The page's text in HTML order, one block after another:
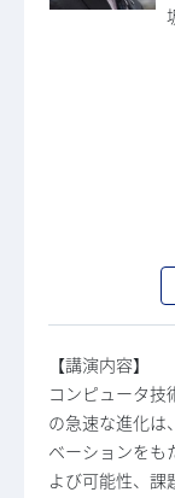
【講演内容】
コンピュータ技
の急速な進化は
ベーションをも
よび可能性、課